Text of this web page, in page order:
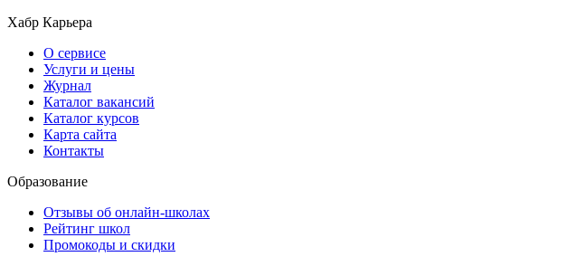
Хабр Карьера
О сервисе
Услуги и цены
Журнал
Каталог вакансий
Каталог курсов
Карта сайта
Контакты
Образование
Отзывы об онлайн-школах
Рейтинг школ
Промокоды и скидки